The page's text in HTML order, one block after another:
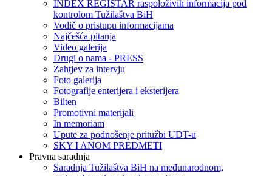
INDEX REGISTAR raspoloživih informacija pod
kontrolom Tužilaštva BiH
Vodič o pristupu informacijama
Najčešća pitanja
Video galerija
Drugi o nama - PRESS
Zahtjev za intervju
Foto galerija
Fotografije enterijera i eksterijera
Bilten
Promotivni materijali
In memoriam
Upute za podnošenje pritužbi UDT-u
SKY I ANOM PREDMETI
Pravna saradnja
Saradnja Tužilaštva BiH na međunarodnom,